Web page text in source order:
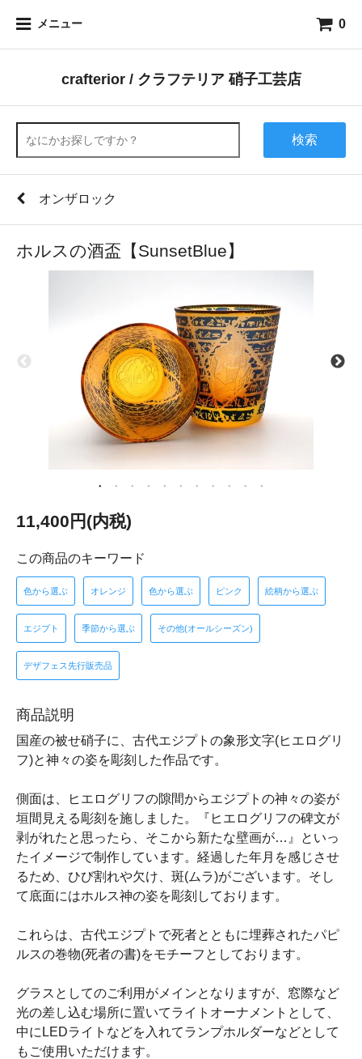
メニュー 0
crafterior / クラフテリア 硝子工芸店
検索
オンザロック
ホルスの酒盃【SunsetBlue】
11,400円(内税)
この商品のキーワード
色から選ぶ オレンジ 色から選ぶ ピンク 絵柄から選ぶ
エジプト 季節から選ぶ その他(オールシーズン)
デザフェス先行販売品
商品説明
国産の被せ硝子に、古代エジプトの象形文字(ヒエログリ
フ)と神々の姿を彫刻した作品です。
側面は、ヒエログリフの隙間からエジプトの神々の姿が
垣間見える彫刻を施しました。『ヒエログリフの碑文が
剥がれたと思ったら、そこから新たな壁画が…』といっ
たイメージで制作しています。経過した年月を感じさせ
るため、ひび割れや欠け、斑(ムラ)がございます。そし
て底面にはホルス神の姿を彫刻しております。
これらは、古代エジプトで死者とともに埋葬されたパピ
ルスの巻物(死者の書)をモチーフとしております。
グラスとしてのご利用がメインとなりますが、窓際など
光の差し込む場所に置いてライトオーナメントとして、
中にLEDライトなどを入れてランプホルダーなどとして
もご使用いただけます。